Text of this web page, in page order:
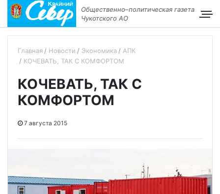
Общественно–политическая газета
Чукотского АО
Главная Новости Экономика
АПК
КОЧЕВАТЬ, ТАК С КОМФОРТОМ
КОЧЕВАТЬ, ТАК С
КОМФОРТОМ
7 августа 2015